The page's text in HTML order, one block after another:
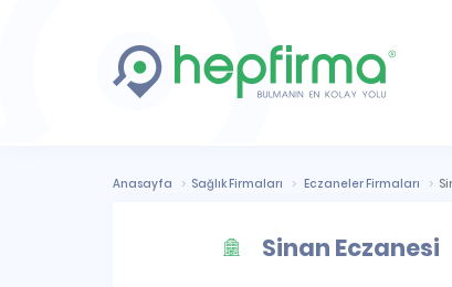
Anasayfa Sağlık Firmaları Eczaneler Firmaları
Sinan Eczanesi